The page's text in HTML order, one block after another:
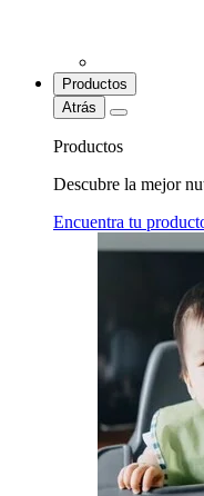
Productos
Atrás
Productos
Descubre la mejor
Encuentra tu